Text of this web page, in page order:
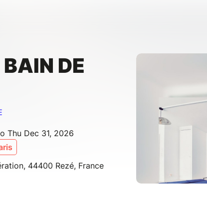
DE
Thu Dec 31, 2026
44400 Rezé, France